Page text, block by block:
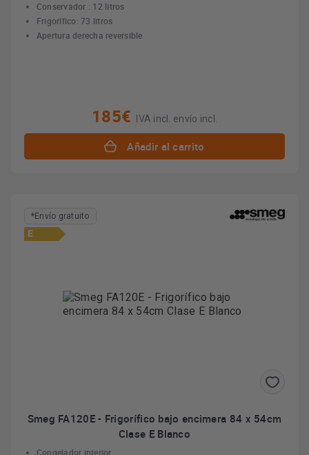
Conservador : 12 litros
Frigorífico: 73 litros
Apertura derecha reversible
185€ IVA incl. envío incl.
Añadir al carrito
*Envío gratuito
E
Smeg FA120E - Frigorífico bajo encimera 84 x 54cm
Clase E Blanco
Congelador interior